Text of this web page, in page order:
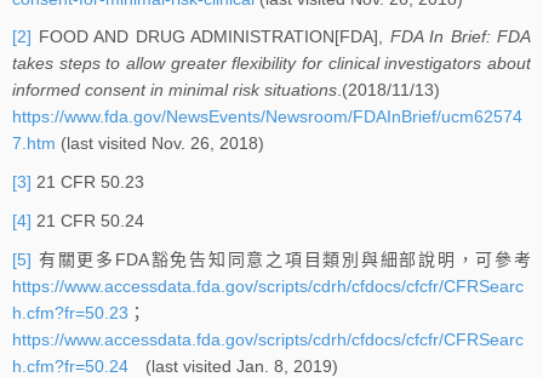
[2] FOOD AND DRUG ADMINISTRATION[FDA], FDA In Brief: FDA
takes steps to allow greater flexibility for clinical investigators about
informed consent in minimal risk situations.(2018/11/13)
https://www.fda.gov/NewsEvents/Newsroom/FDAInBrief/ucm62574
7.htm (last visited Nov. 26, 2018)
[3] 21 CFR 50.23
[4] 21 CFR 50.24
[5] 有關更多FDA豁免告知同意之項目類別與細部說明，可參考
https://www.accessdata.fda.gov/scripts/cdrh/cfdocs/cfcfr/CFRSearc
h.cfm?fr=50.23 ；
https://www.accessdata.fda.gov/scripts/cdrh/cfdocs/cfcfr/CFRSearc
h.cfm?fr=50.24 (last visited Jan. 8, 2019)